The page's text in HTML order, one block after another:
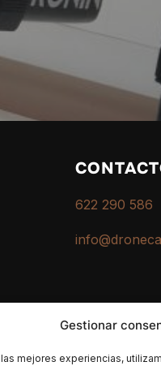
Gestionar
mejores experiencias,
622 290 586